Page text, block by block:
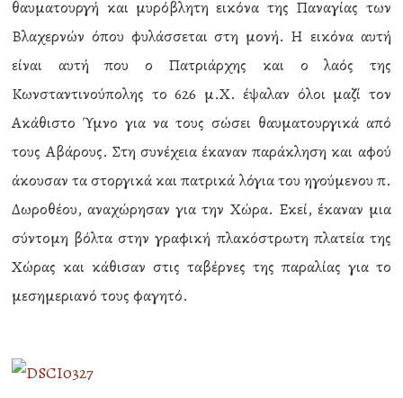
θαυματουργή και μυρόβλητη εικόνα της Παναγίας των
Βλαχερνών όπου φυλάσσεται στη μονή. Η εικόνα αυτή
είναι αυτή που ο Πατριάρχης και ο λαός της
Κωνσταντινούπολης το 626 μ.Χ. έψαλαν όλοι μαζί τον
Ακάθιστο Ύμνο για να τους σώσει θαυματουργικά από
τους Αβάρους. Στη συνέχεια έκαναν παράκληση και αφού
άκουσαν τα στοργικά και πατρικά λόγια του ηγούμενου π.
Δωροθέου, αναχώρησαν για την Χώρα. Εκεί, έκαναν μια
σύντομη βόλτα στην γραφική πλακόστρωτη πλατεία της
Χώρας και κάθισαν στις ταβέρνες της παραλίας για το
μεσημεριανό τους φαγητό.